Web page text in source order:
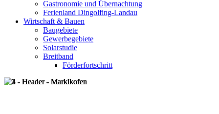
Gastronomie und Übernachtung
Ferienland Dingolfing-Landau
Wirtschaft & Bauen
Baugebiete
Gewerbegebiete
Solarstudie
Breitband
Förderfortschritt